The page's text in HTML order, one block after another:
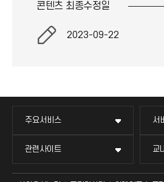
콘텐츠 최종수정일
2023-09-22
주요서비스 서
관련사이트 교